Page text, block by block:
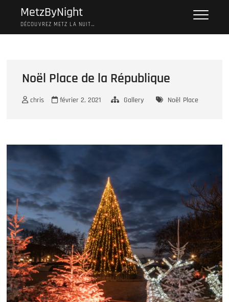
content
MetzByNight
DÉCOUVREZ METZ LA NUIT…
Noël Place de la République
chris février 2, 2021 Gallery Noël Place